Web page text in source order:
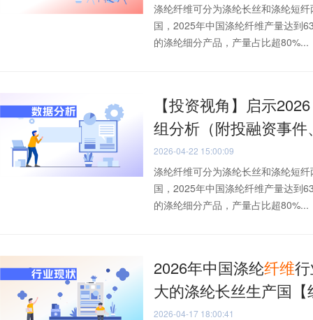
涤纶纤维可分为涤纶长丝和涤纶短
国，2025年中国涤纶纤维产量达到
的涤纶细分产品，产量占比超80%...
【投资视角】启示
组分析（附投融资事
2026-04-22 15:00:09
涤纶纤维可分为涤纶长丝和涤纶短
国，2025年中国涤纶纤维产量达到
的涤纶细分产品，产量占比超80%...
2026年中国涤纶纤维
大的涤纶长丝生产国【
2026-04-17 18:00:41